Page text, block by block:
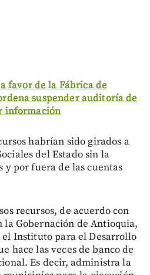
favor de la Fábrica de
suspender auditoría de
información
habrían sido girados a
del Estado sin la
y por fuera de las cuentas
recursos, de acuerdo con
la Gobernación de Antioquia,
Instituto para el Desarrollo
hace las veces de banco de
Es decir, administra la